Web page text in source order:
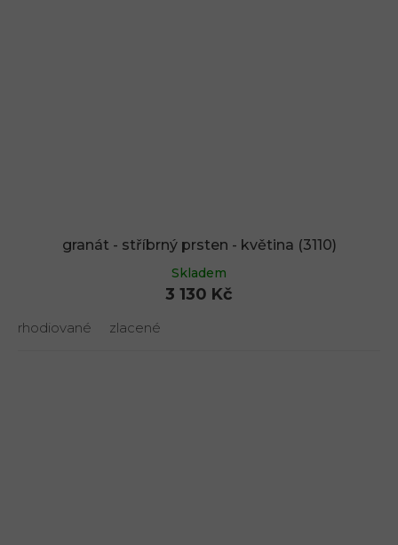
granát - stříbrný prsten - květina (3110)
Skladem
3 130 Kč
rhodiované zlacené